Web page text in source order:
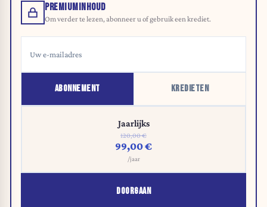
PREMIUMINHOUD
Om verder te lezen, abonneer u of gebruik een krediet.
ABONNEMENT KREDIETEN
Jaarlijks
120,00 €
99,00 €
/jaar
DOORGAAN